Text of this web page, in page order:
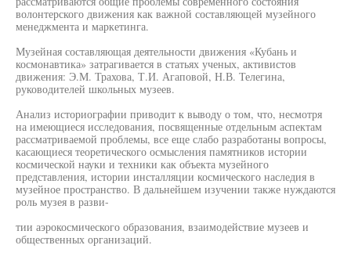
волонтерского движения как важной составляющей музейного
менеджмента и маркетинга.
Музейная составляющая деятельности движения «Кубань и
космонавтика» затрагивается в статьях ученых, активистов
движения: Э.М. Трахова, Т.И. Агаповой, Н.В. Телегина,
руководителей школьных музеев.
Анализ историографии приводит к выводу о том, что, несмотря
на имеющиеся исследования, посвященные отдельным аспектам
рассматриваемой проблемы, все еще слабо разработаны вопросы,
касающиеся теоретического осмысления памятников истории
космической науки и техники как объекта музейного
представления, истории инсталляции космического наследия в
музейное пространство. В дальнейшем изучении также нуждаются
роль музея в разви-
тии аэрокосмического образования, взаимодействие музеев и
общественных организаций.